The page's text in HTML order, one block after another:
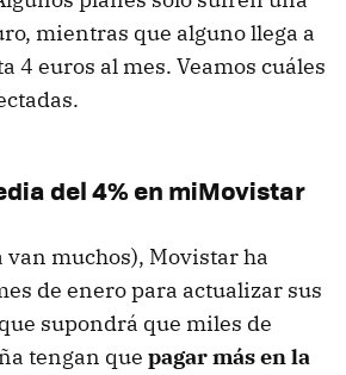
mientras que alguno llega a
4 euros al mes. Veamos cuáles
del 4% en miMovistar
van muchos), Movistar ha
de enero para actualizar sus
supondrá que miles de
tengan que pagar más en la